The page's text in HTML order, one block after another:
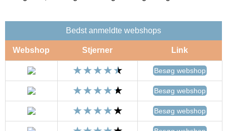
Bedst anmeldte webshops
Webshop Stjerner Link
Besøg webshop
Besøg webshop
Besøg webshop